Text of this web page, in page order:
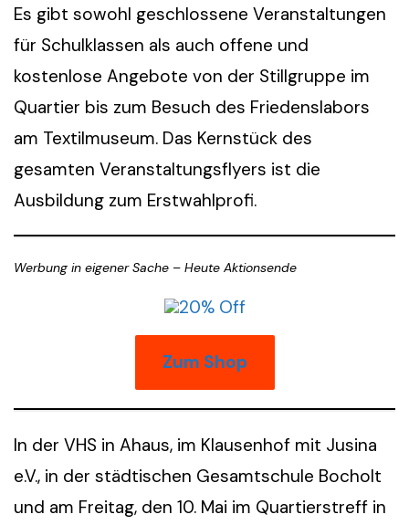
Es gibt sowohl geschlossene Veranstaltungen
für Schulklassen als auch offene und
kostenlose Angebote von der Stillgruppe im
Quartier bis zum Besuch des Friedenslabors
am Textilmuseum. Das Kernstück des
gesamten Veranstaltungsflyers ist die
Ausbildung zum Erstwahlprofi.
Werbung in eigener Sache – Heute Aktionsende
Zum Shop
In der VHS in Ahaus, im Klausenhof mit Jusina
e.V., in der städtischen Gesamtschule Bocholt
und am Freitag, den 10. Mai im Quartierstreff in